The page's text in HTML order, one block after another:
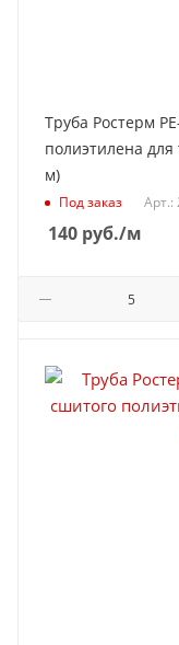
Труба Ростерм
полиэтилена для
м)
Под заказ Арт.:
140 руб./м